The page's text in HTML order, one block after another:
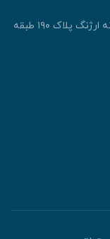
آدرس: تهران، تهرانپارس، فلکه دوم جنب داروخانه ارژنگ پلاک ۱۹۰ طبقه